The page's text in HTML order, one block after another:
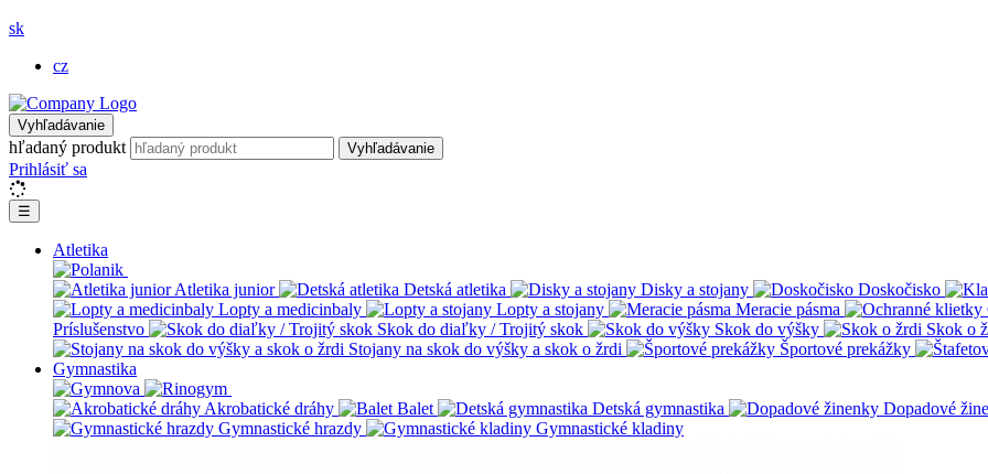
sk
cz
Vyhľadávanie
hľadaný produkt Vyhľadávanie
Prihlásiť sa
☰
Atletika
Atletika junior Detská atletika Disky a stojany Doskočisko
Lopty a medicinbaly
Lopty a stojany Meracie pásma
Príslušenstvo
Skok do diaľky / Trojitý skok Skok do výšky Skok o
Stojany na skok do výšky a skok o žrdi
Športové prekážky
Gymnastika
Akrobatické dráhy Balet Detská gymnastika Dopadové
Gymnastické hrazdy
Gymnastické kladiny